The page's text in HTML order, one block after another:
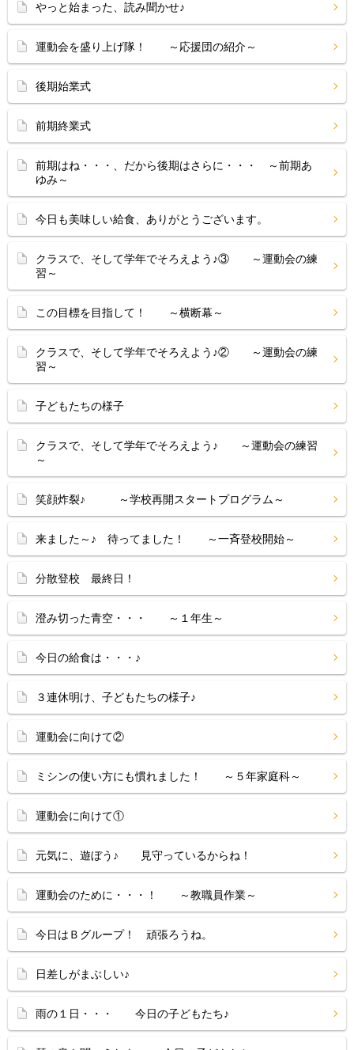
やっと始まった、読み聞かせ♪
運動会を盛り上げ隊！ ～応援団の紹介～
後期始業式
前期終業式
前期はね・・・、だから後期はさらに・・・ ～前期あ
ゆみ～
今日も美味しい給食、ありがとうございます。
クラスで、そして学年でそろえよう♪③ ～運動会の練
習～
この目標を目指して！ ～横断幕～
クラスで、そして学年でそろえよう♪② ～運動会の練
習～
子どもたちの様子
クラスで、そして学年でそろえよう♪ ～運動会の練習
～
笑顔炸裂♪ ～学校再開スタートプログラム～
来ました～♪ 待ってました！ ～一斉登校開始～
分散登校 最終日！
澄み切った青空・・・ ～１年生～
今日の給食は・・・♪
３連休明け、子どもたちの様子♪
運動会に向けて②
ミシンの使い方にも慣れました！ ～５年家庭科～
運動会に向けて①
元気に、遊ぼう♪ 見守っているからね！
運動会のために・・・！ ～教職員作業～
今日はＢグループ！ 頑張ろうね。
日差しがまぶしい♪
雨の１日・・・ 今日の子どもたち♪